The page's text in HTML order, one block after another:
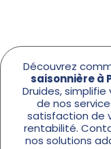
Découvrez
saisonnière à
Druides,
de nos
satisfaction de
rentabilité.
nos solutions